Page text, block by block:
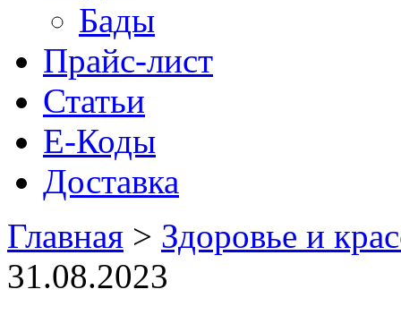
Бады
Прайс-лист
Статьи
Е-Коды
Доставка
Главная > Здоровье и
31.08.2023